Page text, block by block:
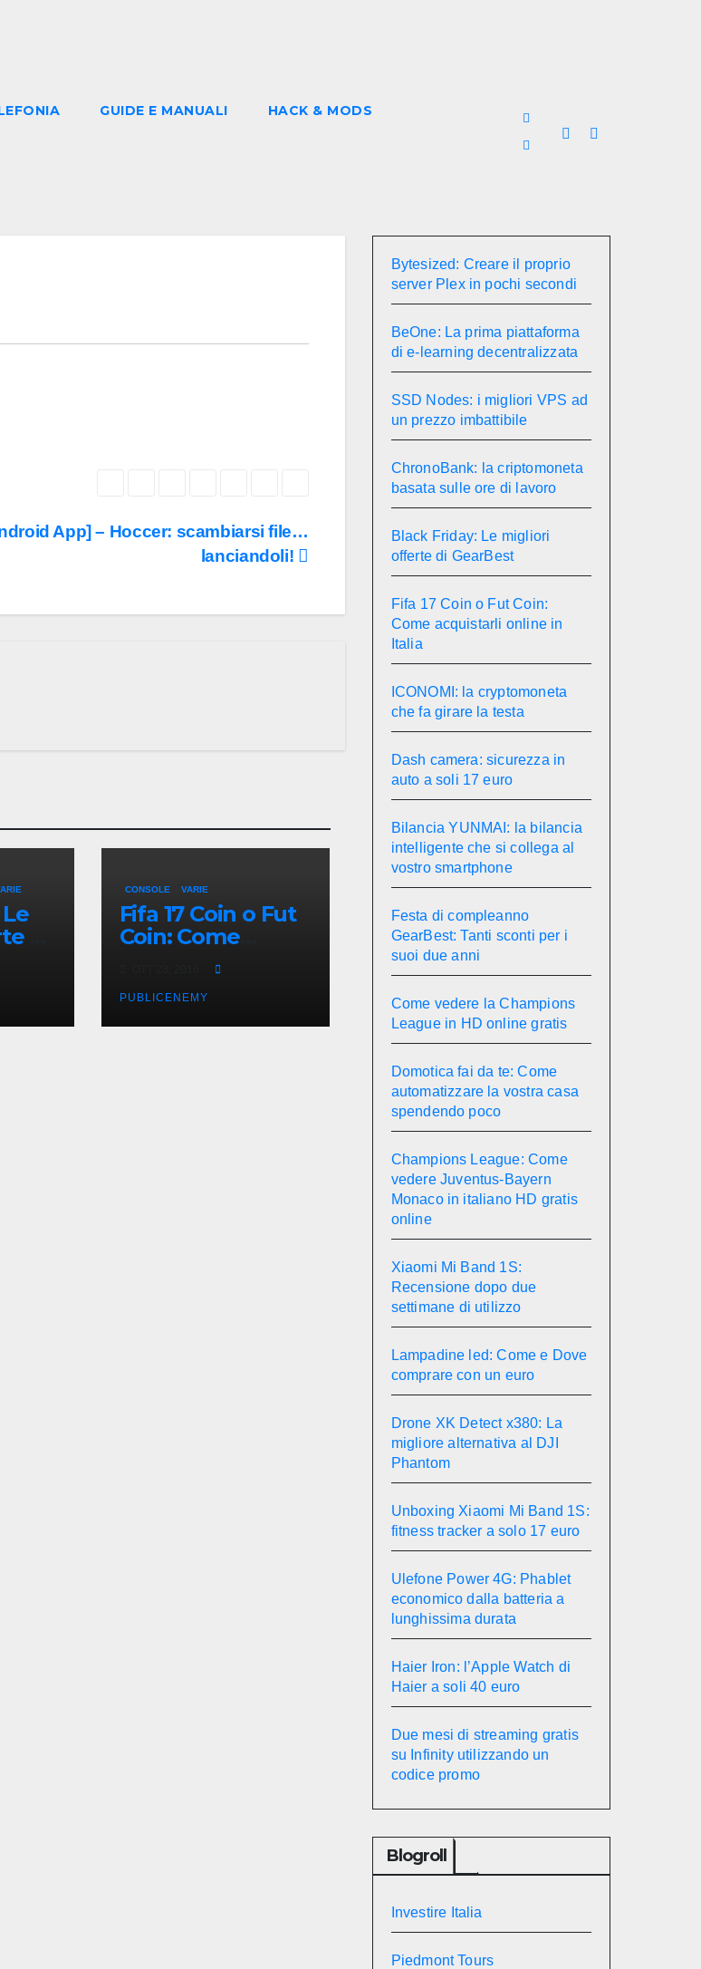
GUIDE E MANUALI HACK & MODS
App] – Hoccer: scambiarsi file…
lanciandoli!
di
CONSOLE VARIE
Fifa 17 Coin o Fut
Coin: Come
acquistarli online
PUBLICENEMY
Bytesized: Creare il proprio
server Plex in pochi secondi
BeOne: La prima piattaforma
di e-learning decentralizzata
SSD Nodes: i migliori VPS ad
un prezzo imbattibile
ChronoBank: la criptomoneta
basata sulle ore di lavoro
Black Friday: Le migliori
offerte di GearBest
Fifa 17 Coin o Fut Coin:
Come acquistarli online in
Italia
ICONOMI: la cryptomoneta
che fa girare la testa
Dash camera: sicurezza in
auto a soli 17 euro
Bilancia YUNMAI: la bilancia
intelligente che si collega al
vostro smartphone
Festa di compleanno
GearBest: Tanti sconti per i
suoi due anni
Come vedere la Champions
League in HD online gratis
Domotica fai da te: Come
automatizzare la vostra casa
spendendo poco
Champions League: Come
vedere Juventus-Bayern
Monaco in italiano HD gratis
online
Xiaomi Mi Band 1S:
Recensione dopo due
settimane di utilizzo
Lampadine led: Come e Dove
comprare con un euro
Drone XK Detect x380: La
migliore alternativa al DJI
Phantom
Unboxing Xiaomi Mi Band 1S:
fitness tracker a solo 17 euro
Ulefone Power 4G: Phablet
economico dalla batteria a
lunghissima durata
Haier Iron: l’Apple Watch di
Haier a soli 40 euro
Due mesi di streaming gratis
su Infinity utilizzando un
codice promo
Blogroll
Investire Italia
Piedmont Tours